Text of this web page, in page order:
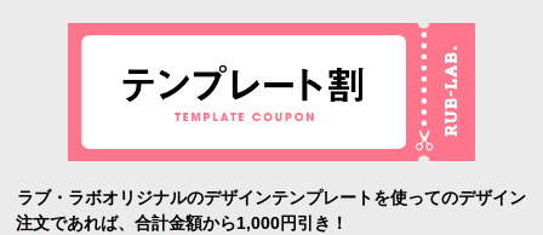
ラブ・ラボオリジナルのデザインテンプレートを使ってのデザイン
注文であれば、合計金額から1,000円引き！